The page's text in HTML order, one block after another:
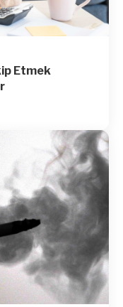
Etmek